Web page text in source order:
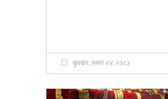
बुधबार, असार २४, २०८३